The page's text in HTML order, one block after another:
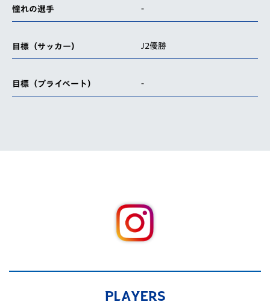
憧れの選手 -
目標（サッカー） J2優勝
目標（プライベート） -
PLAYERS